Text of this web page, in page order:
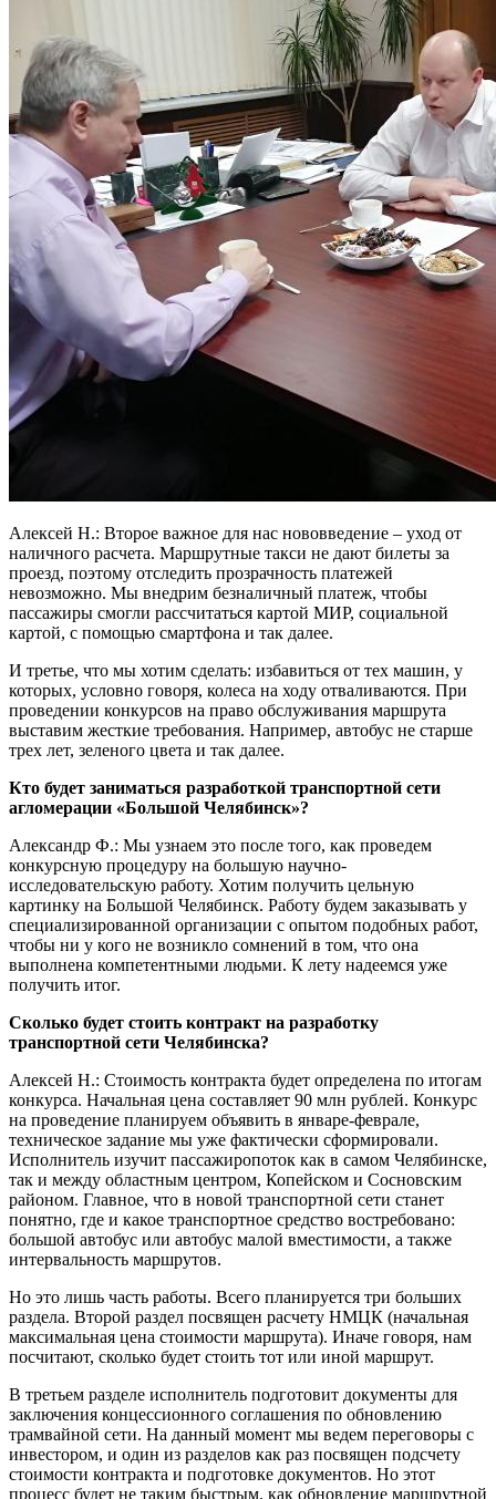
Алексей Н.: Второе важное для нас нововведение – уход от
наличного расчета. Маршрутные такси не дают билеты за
проезд, поэтому отследить прозрачность платежей
невозможно. Мы внедрим безналичный платеж, чтобы
пассажиры смогли рассчитаться картой МИР, социальной
картой, с помощью смартфона и так далее.
И третье, что мы хотим сделать: избавиться от тех машин, у
которых, условно говоря, колеса на ходу отваливаются. При
проведении конкурсов на право обслуживания маршрута
выставим жесткие требования. Например, автобус не старше
трех лет, зеленого цвета и так далее.
Кто будет заниматься разработкой транспортной сети
агломерации «Большой Челябинск»?
Александр Ф.: Мы узнаем это после того, как проведем
конкурсную процедуру на большую научно-
исследовательскую работу. Хотим получить цельную
картинку на Большой Челябинск. Работу будем заказывать у
специализированной организации с опытом подобных работ,
чтобы ни у кого не возникло сомнений в том, что она
выполнена компетентными людьми. К лету надеемся уже
получить итог.
Сколько будет стоить контракт на разработку
транспортной сети Челябинска?
Алексей Н.: Стоимость контракта будет определена по итогам
конкурса. Начальная цена составляет 90 млн рублей. Конкурс
на проведение планируем объявить в январе-феврале,
техническое задание мы уже фактически сформировали.
Исполнитель изучит пассажиропоток как в самом Челябинске,
так и между областным центром, Копейском и Сосновским
районом. Главное, что в новой транспортной сети станет
понятно, где и какое транспортное средство востребовано:
большой автобус или автобус малой вместимости, а также
интервальность маршрутов.
Но это лишь часть работы. Всего планируется три больших
раздела. Второй раздел посвящен расчету НМЦК (начальная
максимальная цена стоимости маршрута). Иначе говоря, нам
посчитают, сколько будет стоить тот или иной маршрут.
В третьем разделе исполнитель подготовит документы для
заключения концессионного соглашения по обновлению
трамвайной сети. На данный момент мы ведем переговоры с
инвестором, и один из разделов как раз посвящен подсчету
стоимости контракта и подготовке документов. Но этот
процесс будет не таким быстрым, как обновление маршрутной